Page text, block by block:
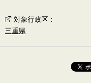
対象行政区 ：
三重県